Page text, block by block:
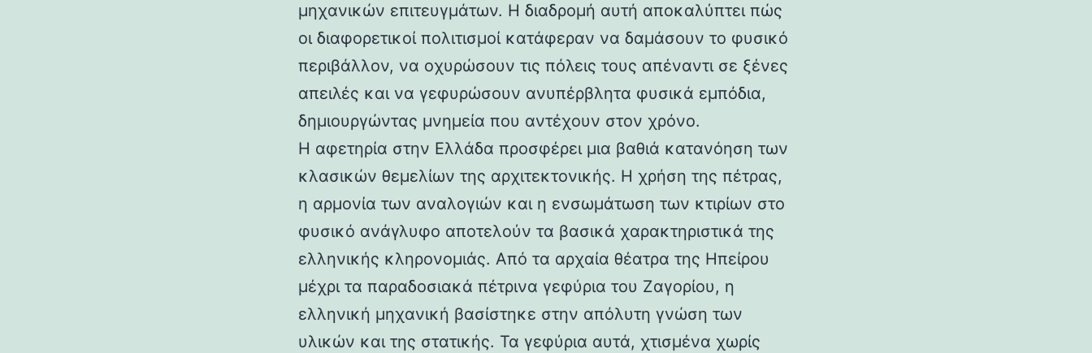
μηχανικών επιτευγμάτων. Η διαδρομή αυτή αποκαλύπτει πώς
οι διαφορετικοί πολιτισμοί κατάφεραν να δαμάσουν το φυσικό
περιβάλλον, να οχυρώσουν τις πόλεις τους απέναντι σε ξένες
απειλές και να γεφυρώσουν ανυπέρβλητα φυσικά εμπόδια,
δημιουργώντας μνημεία που αντέχουν στον χρόνο.
Η αφετηρία στην Ελλάδα προσφέρει μια βαθιά κατανόηση των
κλασικών θεμελίων της αρχιτεκτονικής. Η χρήση της πέτρας,
η αρμονία των αναλογιών και η ενσωμάτωση των κτιρίων στο
φυσικό ανάγλυφο αποτελούν τα βασικά χαρακτηριστικά της
ελληνικής κληρονομιάς. Από τα αρχαία θέατρα της Ηπείρου
μέχρι τα παραδοσιακά πέτρινα γεφύρια του Ζαγορίου, η
ελληνική μηχανική βασίστηκε στην απόλυτη γνώση των
υλικών και της στατικής. Τα γεφύρια αυτά, χτισμένα χωρίς